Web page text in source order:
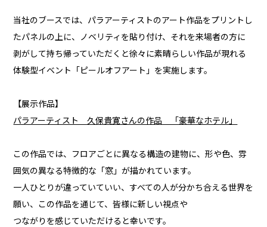
当社のブースでは、パラアーティストのアート作品をプリントし
たパネルの上に、ノベリティを貼り付け、それを来場者の方に
剥がして持ち帰っていただくと徐々に素晴らしい作品が現れる
体験型イベント「ピールオフアート」を実施します。
【展示作品】
パラアーティスト 久保貴寛さんの作品 「豪華なホテル」
この作品では、フロアごとに異なる構造の建物に、形や色、雰
囲気の異なる特徴的な「窓」が描かれています。
一人ひとりが違っていていい、すべての人が分かち合える世界を
願い、この作品を通じて、皆様に新しい視点や
つながりを感じていただけると幸いです。